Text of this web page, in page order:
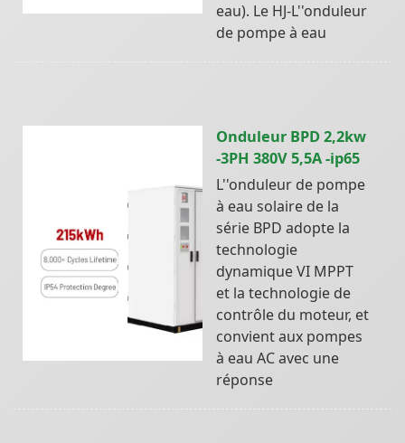
eau). Le HJ-L''onduleur
de pompe à eau
Onduleur BPD 2,2kw
-3PH 380V 5,5A -ip65
L''onduleur de pompe
à eau solaire de la
série BPD adopte la
technologie
dynamique VI MPPT
et la technologie de
contrôle du moteur, et
convient aux pompes
à eau AC avec une
réponse